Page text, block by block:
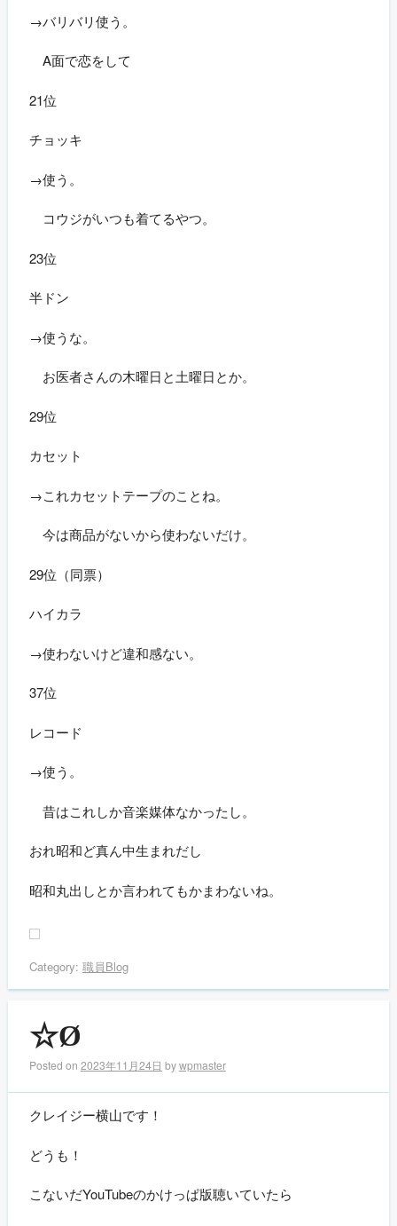
→バリバリ使う。
A面で恋をして
21位
チョッキ
→使う。
コウジがいつも着てるやつ。
23位
半ドン
→使うな。
お医者さんの木曜日と土曜日とか。
29位
カセット
→これカセットテープのことね。
今は商品がないから使わないだけ。
29位（同票）
ハイカラ
→使わないけど違和感ない。
37位
レコード
→使う。
昔はこれしか音楽媒体なかったし。
おれ昭和ど真ん中生まれだし
昭和丸出しとか言われてもかまわないね。
Category: 職員Blog
☆Ø
Posted on 2023年11月24日 bywpmaster
クレイジー横山です！
どうも！
こないだYouTubeのかけっぱ版聴いていたら